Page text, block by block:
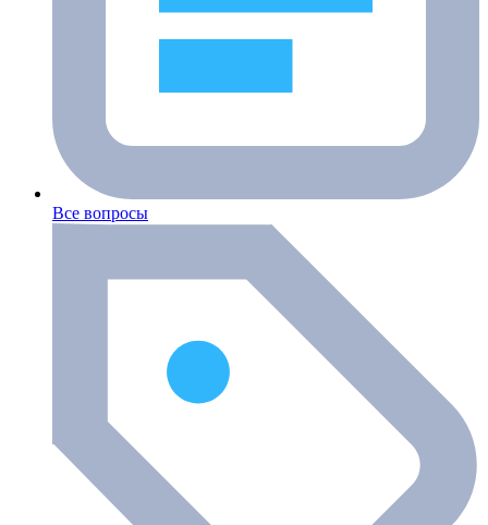
Все вопросы